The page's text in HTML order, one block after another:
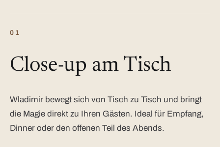
01
Close-up am Tisch
Wladimir bewegt sich von Tisch zu Tisch und bringt
die Magie direkt zu Ihren Gästen. Ideal für Empfang,
Dinner oder den offenen Teil des Abends.